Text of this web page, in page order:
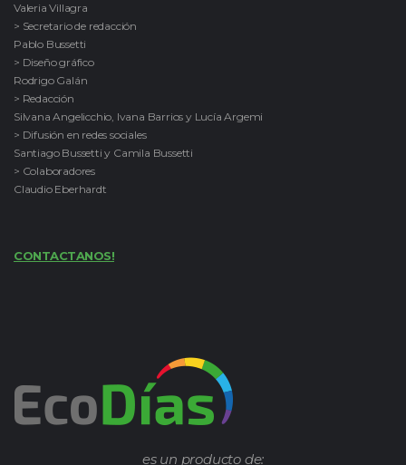
Valeria Villagra
> Secretario de redacción
Pablo Bussetti
> Diseño gráfico
Rodrigo Galán
> Redacción
Silvana Angelicchio, Ivana Barrios y Lucía Argemi
> Difusión en redes sociales
Santiago Bussetti y Camila Bussetti
> Colaboradores
Claudio Eberhardt
CONTACTANOS!
es un producto de: